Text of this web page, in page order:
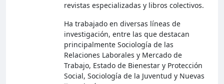
revistas especializadas y libros colectivos.
Ha trabajado en diversas líneas de
investigación, entre las que destacan
principalmente Sociología de las
Relaciones Laborales y Mercado de
Trabajo, Estado de Bienestar y Protección
Social, Sociología de la Juventud y Nuevas